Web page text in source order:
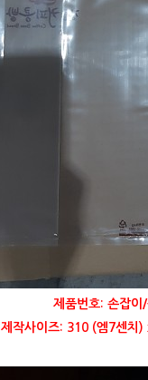
제품번호: 손잡이
제작사이즈: 310 (엠7센치